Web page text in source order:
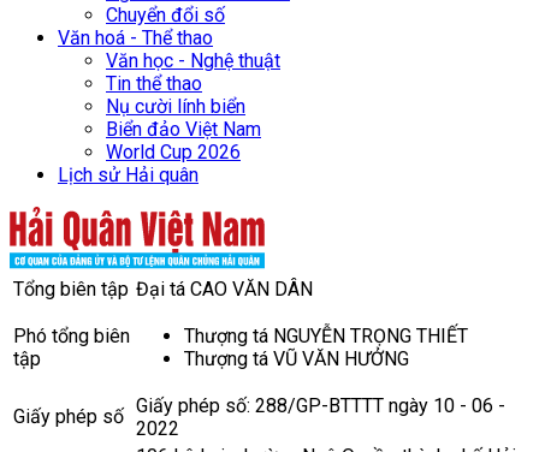
Chuyển đổi số
Văn hoá - Thể thao
Văn học - Nghệ thuật
Tin thể thao
Nụ cười lính biển
Biển đảo Việt Nam
World Cup 2026
Lịch sử Hải quân
Tổng biên tập Đại tá CAO VĂN DÂN
Phó tổng biên
tập
Thượng tá NGUYỄN TRỌNG THIẾT
Thượng tá VŨ VĂN HƯỞNG
Giấy phép số Giấy phép số: 288/GP-BTTTT ngày 10 - 06 -
2022